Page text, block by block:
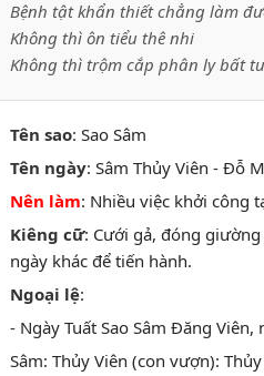
Bệnh tật khẩn thiết chẳng làm
Không thì ôn tiểu thê nhi
Không thì trộm cắp phân ly bất
Tên sao: Sao Sâm
Tên ngày: Sâm Thủy Viên - Đỗ
Nên làm: Nhiều việc khởi công
Kiêng cữ: Cưới gả, đóng
ngày khác để tiến hành.
Ngoại lệ:
- Ngày Tuất Sao Sâm Đăng
Sâm: Thủy Viên (con vượn):